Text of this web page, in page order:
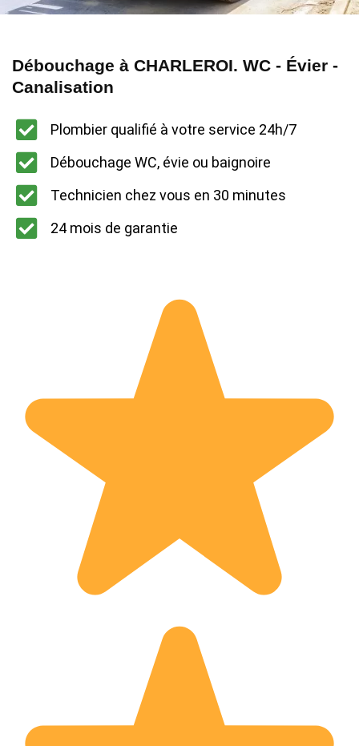
Débouchage à CHARLEROI. WC - Évier -
Canalisation
Plombier qualifié à votre service 24h/7
Débouchage WC, évie ou baignoire
Technicien chez vous en 30 minutes
24 mois de garantie